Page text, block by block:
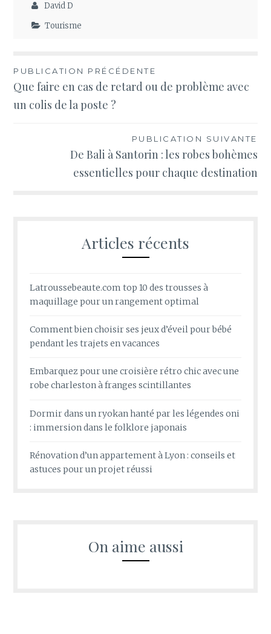
David D
Tourisme
Navigation
de
PUBLICATION PRÉCÉDENTE
Que faire en cas de retard ou de problème avec
un colis de la poste ?
PUBLICATION SUIVANTE
De Bali à Santorin : les robes bohèmes
essentielles pour chaque destination
Articles récents
Latroussebeaute.com top 10 des trousses à
maquillage pour un rangement optimal
Comment bien choisir ses jeux d’éveil pour bébé
pendant les trajets en vacances
Embarquez pour une croisière rétro chic avec une
robe charleston à franges scintillantes
Dormir dans un ryokan hanté par les légendes oni
: immersion dans le folklore japonais
Rénovation d’un appartement à Lyon : conseils et
astuces pour un projet réussi
On aime aussi